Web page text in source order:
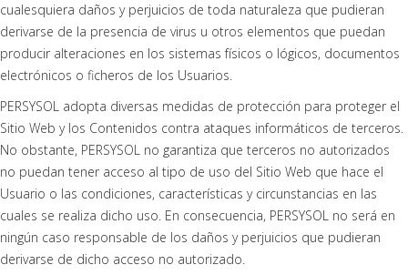
cualesquiera daños y perjuicios de toda naturaleza que pudieran
derivarse de la presencia de virus u otros elementos que puedan
producir alteraciones en los sistemas físicos o lógicos, documentos
electrónicos o ficheros de los Usuarios.
PERSYSOL adopta diversas medidas de protección para proteger el
Sitio Web y los Contenidos contra ataques informáticos de terceros.
No obstante, PERSYSOL no garantiza que terceros no autorizados
no puedan tener acceso al tipo de uso del Sitio Web que hace el
Usuario o las condiciones, características y circunstancias en las
cuales se realiza dicho uso. En consecuencia, PERSYSOL no será en
ningún caso responsable de los daños y perjuicios que pudieran
derivarse de dicho acceso no autorizado.